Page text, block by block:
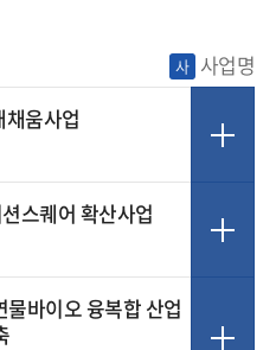
사 사업명
움사업
스퀘어 확산사업
바이오 융복합 산업